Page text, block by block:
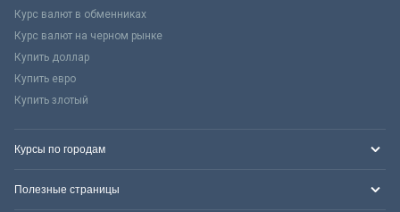
Курс валют в обменниках
Курс валют на черном рынке
Купить доллар
Купить евро
Купить злотый
Курсы по городам
Полезные страницы